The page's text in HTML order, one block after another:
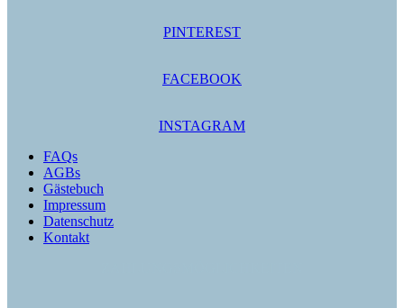
PINTEREST
FACEBOOK
INSTAGRAM
FAQs
AGBs
Gästebuch
Impressum
Datenschutz
Kontakt